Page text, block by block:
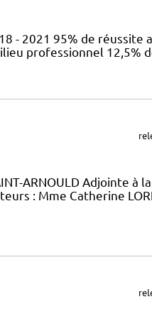
- 2021 95% de réussite
professionnel 12,5%
ARNOULD Adjointe à
: Mme Catherine